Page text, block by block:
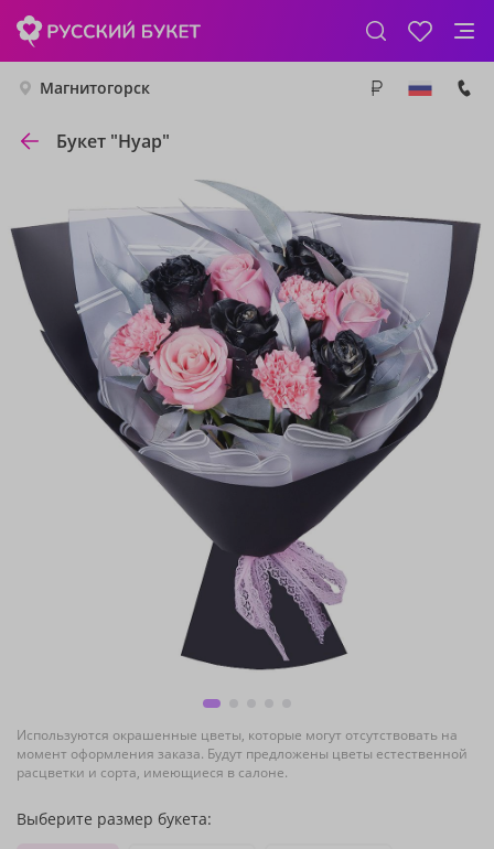
Магнитогорск
Букет "Нуар"
Используются окрашенные цветы, которые могут отсутствовать на
момент оформления заказа. Будут предложены цветы естественной
расцветки и сорта, имеющиеся в салоне.
Выберите размер букета: